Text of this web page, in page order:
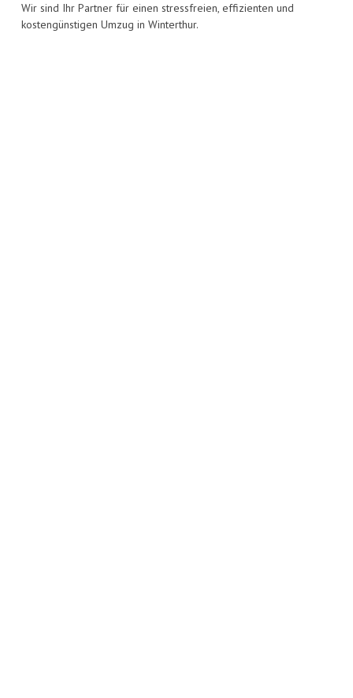
Wir sind Ihr Partner für einen stressfreien, effizienten und
kostengünstigen Umzug in Winterthur.